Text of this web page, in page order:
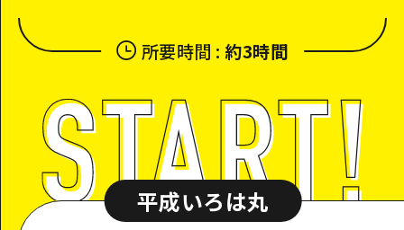
所要時間 : 約3時間
平成いろは丸